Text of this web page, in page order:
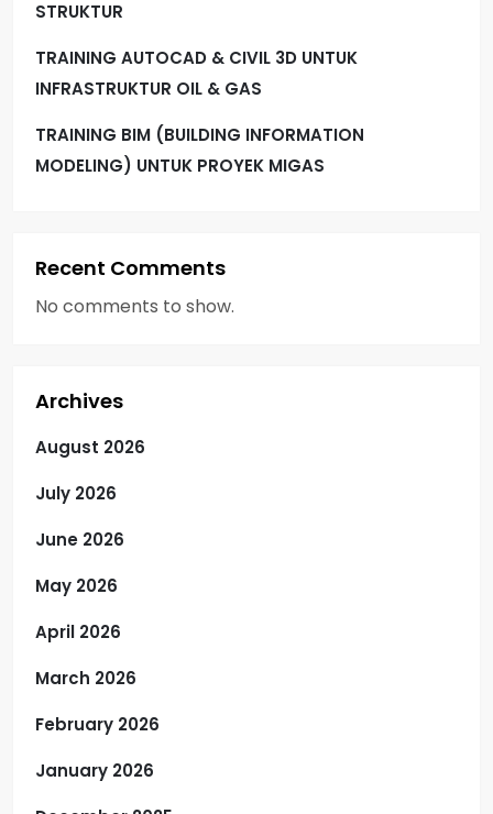
STRUKTUR
TRAINING AUTOCAD & CIVIL 3D UNTUK
INFRASTRUKTUR OIL & GAS
TRAINING BIM (BUILDING INFORMATION
MODELING) UNTUK PROYEK MIGAS
Recent Comments
No comments to show.
Archives
August 2026
July 2026
June 2026
May 2026
April 2026
March 2026
February 2026
January 2026